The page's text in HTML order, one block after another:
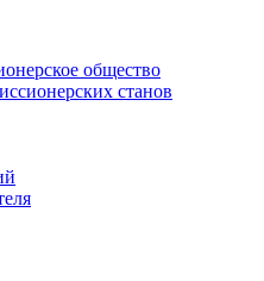
общество
станов